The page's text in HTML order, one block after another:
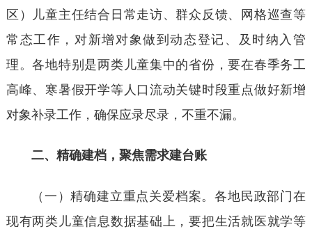
区）儿童主任结合日常走访、群众反馈、网格巡查等
常态工作，对新增对象做到动态登记、及时纳入管
理。各地特别是两类儿童集中的省份，要在春季务工
高峰、寒暑假开学等人口流动关键时段重点做好新增
对象补录工作，确保应录尽录，不重不漏。
二、精确建档，聚焦需求建台账
（一）精确建立重点关爱档案。各地民政部门在
现有两类儿童信息数据基础上，要把生活就医就学等